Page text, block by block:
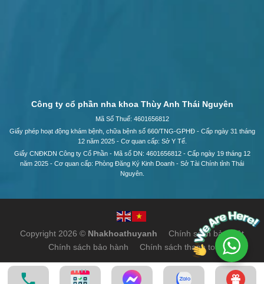
Công ty cổ phần nha khoa Thùy Anh Thái Nguyên
Mã Số Thuế: 4601656812
Giấy phép hoạt động khám bệnh, chữa bệnh số 660/TNG-GPHĐ - Cấp ngày 31 tháng
12 năm 2025 - Cơ quan cấp: Sở Y Tế.
Giấy CNĐKDN Công ty Cổ Phần - Mã số DN: 4601656812 - Cấp ngày 19 tháng 12
năm 2025 - Cơ quan cấp: Phòng Đăng Ký Kinh Doanh - Sở Tài Chính tỉnh Thái
Nguyên.
Copyright 2026 © Nhakhoathuyanh
Chính sách bảo mật
Chính sách bảo hành
Chính sách thanh toán